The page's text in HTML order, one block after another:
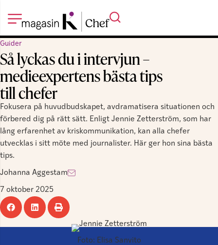
Guider
Så lyckas du i intervjun –
medieexpertens bästa tips
till chefer
Fokusera på huvudbudskapet, avdramatisera situationen och
förbered dig på rätt sätt. Enligt Jennie Zetterström, som har
lång erfarenhet av kriskommunikation, kan alla chefer
utvecklas i sitt möte med journalister. Här ger hon sina bästa
tips.
Johanna Aggestam
7 oktober 2025
Foto: Elisa Sanvito